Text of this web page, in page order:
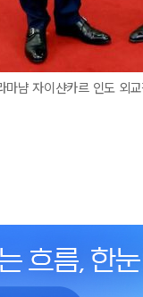
냠 자이샨카르 인도 외